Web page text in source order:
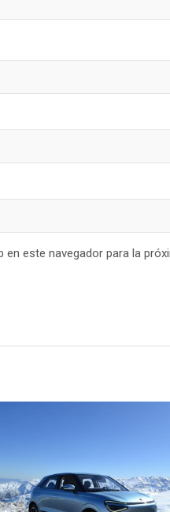
este navegador para la